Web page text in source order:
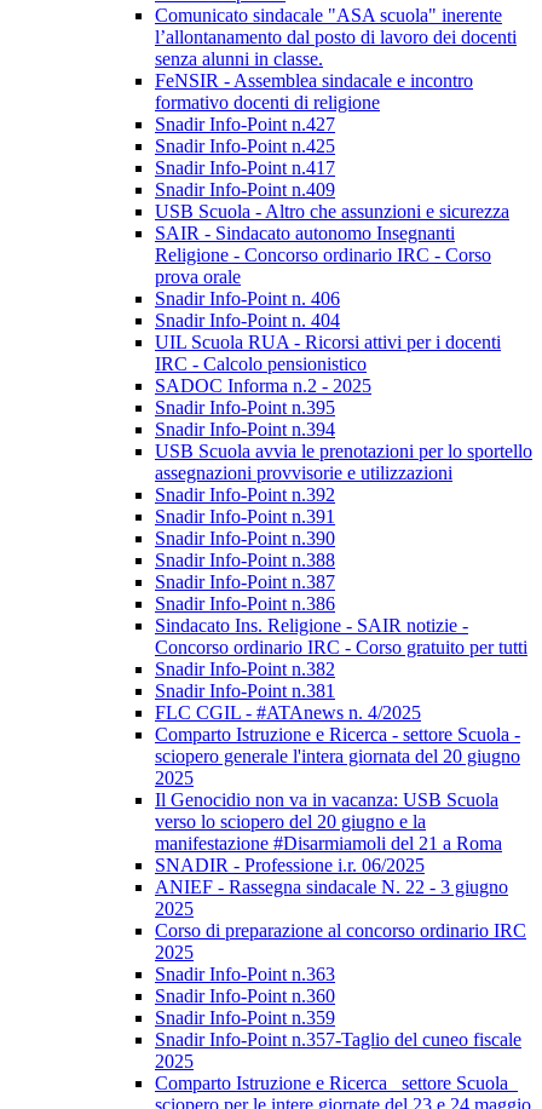
Comunicato sindacale "ASA scuola" inerente
l’allontanamento dal posto di lavoro dei docenti
senza alunni in classe.
FeNSIR - Assemblea sindacale e incontro
formativo docenti di religione
Snadir Info-Point n.427
Snadir Info-Point n.425
Snadir Info-Point n.417
Snadir Info-Point n.409
USB Scuola - Altro che assunzioni e sicurezza
SAIR - Sindacato autonomo Insegnanti
Religione - Concorso ordinario IRC - Corso
prova orale
Snadir Info-Point n. 406
Snadir Info-Point n. 404
UIL Scuola RUA - Ricorsi attivi per i docenti
IRC - Calcolo pensionistico
SADOC Informa n.2 - 2025
Snadir Info-Point n.395
Snadir Info-Point n.394
USB Scuola avvia le prenotazioni per lo sportello
assegnazioni provvisorie e utilizzazioni
Snadir Info-Point n.392
Snadir Info-Point n.391
Snadir Info-Point n.390
Snadir Info-Point n.388
Snadir Info-Point n.387
Snadir Info-Point n.386
Sindacato Ins. Religione - SAIR notizie -
Concorso ordinario IRC - Corso gratuito per tutti
Snadir Info-Point n.382
Snadir Info-Point n.381
FLC CGIL - #ATAnews n. 4/2025
Comparto Istruzione e Ricerca - settore Scuola -
sciopero generale l'intera giornata del 20 giugno
2025
Il Genocidio non va in vacanza: USB Scuola
verso lo sciopero del 20 giugno e la
manifestazione #Disarmiamoli del 21 a Roma
SNADIR - Professione i.r. 06/2025
ANIEF - Rassegna sindacale N. 22 - 3 giugno
2025
Corso di preparazione al concorso ordinario IRC
2025
Snadir Info-Point n.363
Snadir Info-Point n.360
Snadir Info-Point n.359
Snadir Info-Point n.357-Taglio del cuneo fiscale
2025
Comparto Istruzione e Ricerca_ settore Scuola_